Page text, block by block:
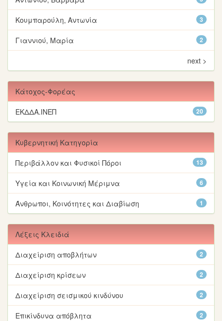
3
Κουμπαρούλη, Αντωνία
2
Γιαννιού, Μαρία
next >
Κάτοχος-Φορέας
20
ΕΚΔΔΑ.ΙΝΕΠ
Κυβερνητική Κατηγορία
13
Περιβάλλον και Φυσικοί Πόροι
6
Υγεία και Κοινωνική Μέριμνα
1
Άνθρωποι, Κοινότητες και Διαβίωση
Λέξεις Κλειδιά
2
Διαχείριση αποβλήτων
2
Διαχείριση κρίσεων
2
Διαχείριση σεισμικού κινδύνου
2
Επικίνδυνα απόβλητα